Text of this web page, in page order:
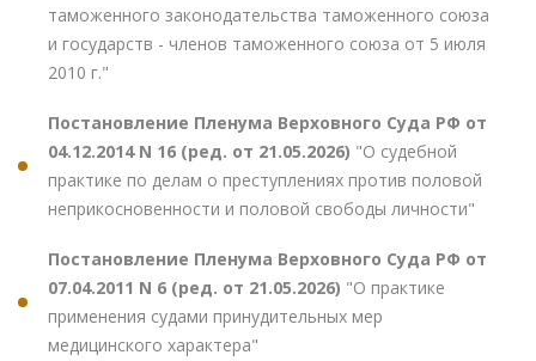
таможенного законодательства таможенного союза
и государств - членов таможенного союза от 5 июля
2010 г."
Постановление Пленума Верховного Суда РФ от
04.12.2014 N 16 (ред. от 21.05.2026) "О судебной
практике по делам о преступлениях против половой
неприкосновенности и половой свободы личности"
Постановление Пленума Верховного Суда РФ от
07.04.2011 N 6 (ред. от 21.05.2026) "О практике
применения судами принудительных мер
медицинского характера"